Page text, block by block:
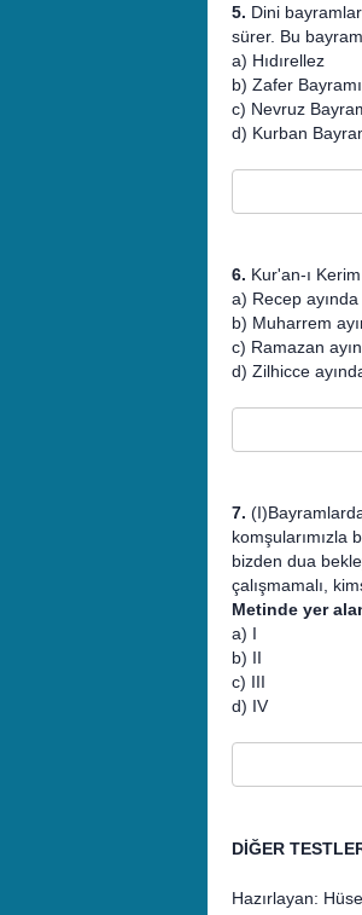
5. Dini
sürer. Bu
a) Hıdırellez
b) Zafer Bayramı
c) Nevruz
d) Kurban
6. Kur'an-ı
a) Recep ayında
b) Muharrem
c) Ramazan
d) Zilhicce
7.
komşularımızla
bizden dua
çalışmamalı,
Metinde yer
a) I
b) II
c) III
d) IV
DİĞER
Hazırlayan: